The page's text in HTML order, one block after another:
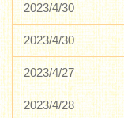
2023/4/30
2023/4/30
2023/4/27
2023/4/28